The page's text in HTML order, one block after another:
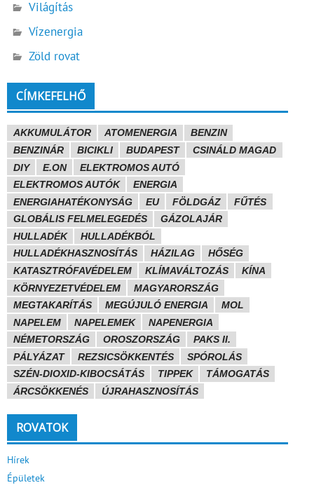
Világítás
Vízenergia
Zöld rovat
CÍMKEFELHŐ
AKKUMULÁTOR ATOMENERGIA
BENZIN
BENZINÁR
BICIKLI BUDAPEST
CSINÁLD MAGAD
DIY
E.ON
ELEKTROMOS AUTÓ
ELEKTROMOS AUTÓK
ENERGIA
ENERGIAHATÉKONYSÁG
EU FÖLDGÁZ
FŰTÉS
GLOBÁLIS FELMELEGEDÉS
GÁZOLAJÁR
HULLADÉK
HULLADÉKBÓL
HULLADÉKHASZNOSÍTÁS
HÁZILAG
HŐSÉG
KATASZTRÓFAVÉDELEM
KLÍMAVÁLTOZÁS
KÍNA
KÖRNYEZETVÉDELEM
MAGYARORSZÁG
MEGTAKARÍTÁS
MEGÚJULÓ ENERGIA
MOL
NAPELEM
NAPELEMEK
NAPENERGIA
NÉMETORSZÁG
OROSZORSZÁG
PAKS II.
PÁLYÁZAT
REZSICSÖKKENTÉS
SPÓROLÁS
SZÉN-DIOXID-KIBOCSÁTÁS
TIPPEK
TÁMOGATÁS
ÁRCSÖKKENÉS
ÚJRAHASZNOSÍTÁS
ROVATOK
Hírek
Épületek